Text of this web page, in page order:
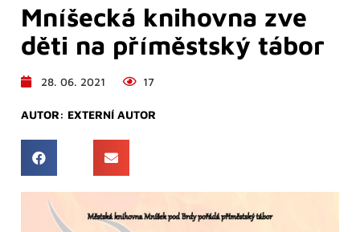
Mníšecká knihovna zve
děti na příměstský tábor
28. 06. 2021 17
AUTOR: EXTERNÍ AUTOR